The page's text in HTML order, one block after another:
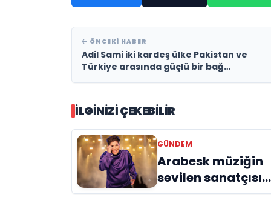
ÖNCEKI HABER
Adil Sami iki kardeş ülke Pakistan ve
Türkiye arasında güçlü bir bağ
İLGINIZI ÇEKEBILIR
GÜNDEM
Arabesk müziğin
sevilen sanatçısı
Cansever 59